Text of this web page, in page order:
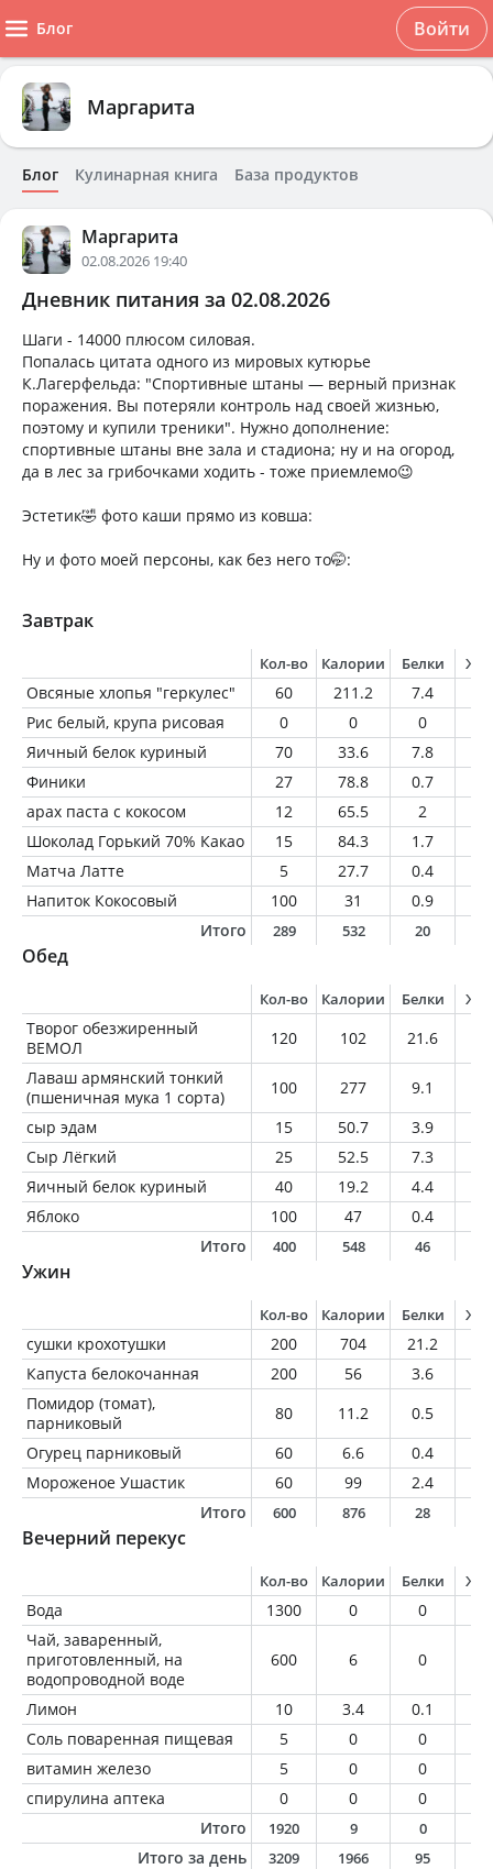
Блог Войти
Маргарита
Блог Кулинарная книга База продуктов
Маргарита
02.08.2026 19:40
Дневник питания за 02.08.2026
Шаги - 14000 плюсом силовая.
Попалась цитата одного из мировых кутюрье
К.Лагерфельда: "Спортивные штаны — верный признак
поражения. Вы потеряли контроль над своей жизнью,
поэтому и купили треники". Нужно дополнение:
спортивные штаны вне зала и стадиона; ну и на огород,
да в лес за грибочками ходить - тоже приемлемо😉
Эстетик🤣 фото каши прямо из ковша:
Ну и фото моей персоны, как без него то🤭:
Завтрак
Кол-во Калории Белки
Овсяные хлопья "геркулес" 60 211.2 7.4
Рис белый, крупа рисовая
0 0 0
Яичный белок куриный
70 33.6 7.8
Финики
27 78.8 0.7
арах паста с кокосом
12 65.5 2
Шоколад Горький 70% Какао
15 84.3 1.7
Матча Латте
5 27.7 0.4
Напиток Кокосовый
100 31 0.9
Итого
289 532 20
Обед
Кол-во Калории Белки
Творог обезжиренный
ВЕМОЛ
120 102 21.6
Лаваш армянский тонкий
(пшеничная мука 1 сорта)
100 277 9.1
сыр эдам
15 50.7 3.9
Сыр Лёгкий
25 52.5 7.3
Яичный белок куриный
40 19.2 4.4
Яблоко
100 47 0.4
Итого
400 548 46
Ужин
Кол-во Калории Белки
сушки крохотушки 200 704 21.2
Капуста белокочанная
200 56 3.6
Помидор (томат),
парниковый
80 11.2 0.5
Огурец парниковый
60 6.6 0.4
Мороженое Ушастик
60 99 2.4
Итого
600 876 28
Вечерний перекус
Кол-во Калории Белки
Вода 1300 0 0
Чай, заваренный,
приготовленный, на
водопроводной воде
600 6 0
Лимон 10 3.4 0.1
Соль поваренная пищевая
5 0 0
витамин железо
5 0 0
спирулина аптека
0 0 0
Итого
1920 9 0
Итого за день 3209 1966 95